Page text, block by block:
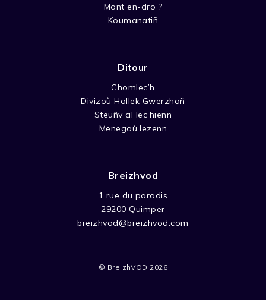
Mont en-dro ?
Koumanatiñ
Ditour
Chomlec’h
Divizoù Hollek Gwerzhañ
Steuñv al lec’hienn
Menegoù lezenn
Breizhvod
1 rue du paradis
29200 Quimper
breizhvod@breizhvod.com
© BreizhVOD 2026